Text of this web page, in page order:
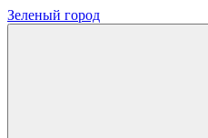
Зеленый город